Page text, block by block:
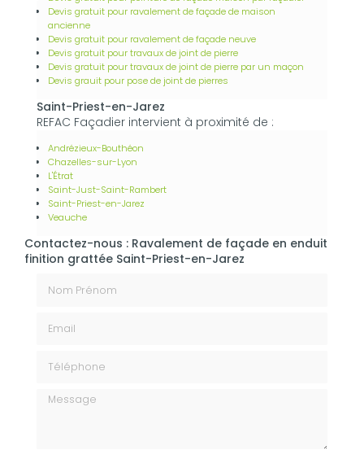
Devis gratuit pour ravalement de façade de maison
ancienne
Devis gratuit pour ravalement de façade neuve
Devis gratuit pour travaux de joint de pierre
Devis gratuit pour travaux de joint de pierre par un maçon
Devis grauit pour pose de joint de pierres
Saint-Priest-en-Jarez
REFAC Façadier intervient à proximité de :
Andrézieux-Bouthéon
Chazelles-sur-Lyon
L'Étrat
Saint-Just-Saint-Rambert
Saint-Priest-en-Jarez
Veauche
Contactez-nous : Ravalement de façade en enduit
finition grattée Saint-Priest-en-Jarez
Message